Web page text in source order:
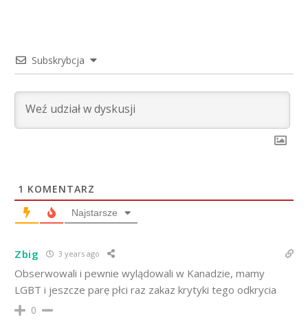
Subskrybcja
1 KOMENTARZ
Najstarsze
Zbig 3 years ago
Obserwowali i pewnie wylądowali w Kanadzie, mamy
LGBT i jeszcze parẹ płci raz zakaz krytyki tego odkrycia
0